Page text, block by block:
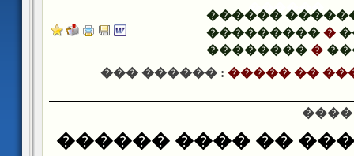
������
������
����������
���������
��� ������ : ����� ��
����
�� ��� ������ ��